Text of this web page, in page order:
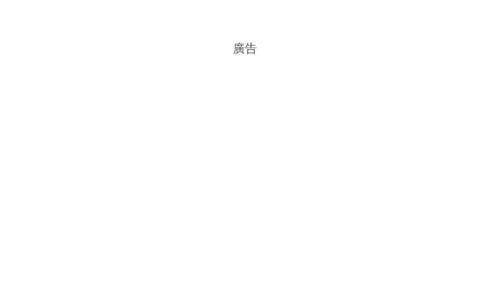
廣告